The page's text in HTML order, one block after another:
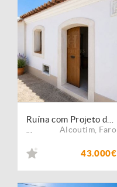
Alcoutim, Faro
43.000€